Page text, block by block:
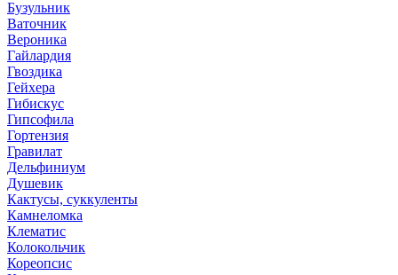
Бузульник
Ваточник
Вероника
Гайлардия
Гвоздика
Гейхера
Гибискус
Гипсофила
Гортензия
Гравилат
Дельфиниум
Душевик
Кактусы, суккуленты
Камнеломка
Клематис
Колокольчик
Кореопсис